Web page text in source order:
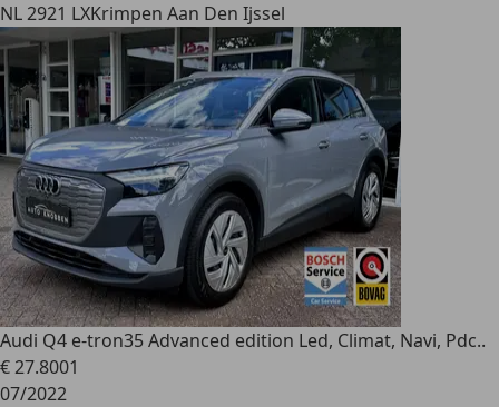
NL 2921 LXKrimpen Aan Den Ijssel
Audi Q4 e-tron35 Advanced edition Led, Climat, Navi, Pdc..
€ 27.8001
07/2022